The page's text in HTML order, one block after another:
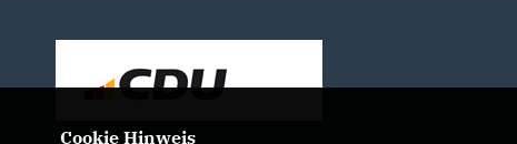
Cookie Hinweis